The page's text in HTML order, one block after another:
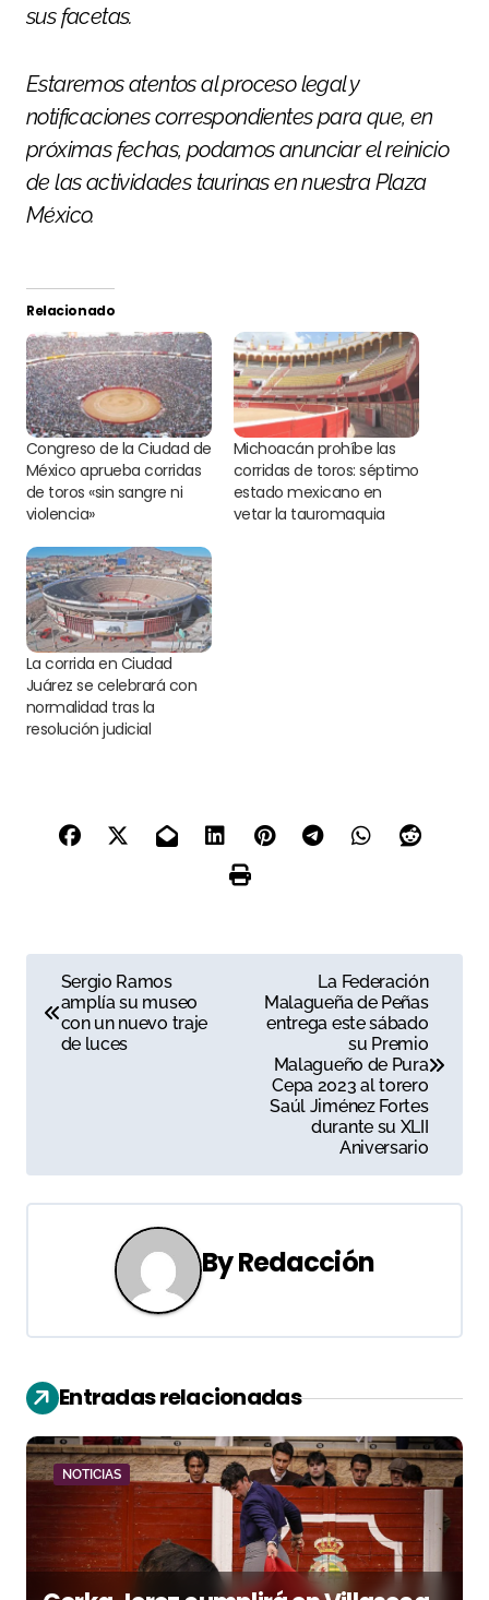
sus facetas.
Estaremos atentos al proceso legal y
notificaciones correspondientes para que, en
próximas fechas, podamos anunciar el reinicio
de las actividades taurinas en nuestra Plaza
México.
Relacionado
Congreso de la Ciudad de
México aprueba corridas
de toros «sin sangre ni
violencia»
Michoacán prohíbe las
corridas de toros: séptimo
estado mexicano en
vetar la tauromaquia
La corrida en Ciudad
Juárez se celebrará con
normalidad tras la
resolución judicial
a
a
ó
n
d
e
n
Sergio Ramos
amplía su museo
con un nuevo traje
de luces
La Federación
Malagueña de Peñas
entrega este sábado
su Premio
Malagueño de Pura
Cepa 2023 al torero
Saúl Jiménez Fortes
durante su XLII
Aniversario
ByRedacción
Entradas relacionadas
NOTICIAS